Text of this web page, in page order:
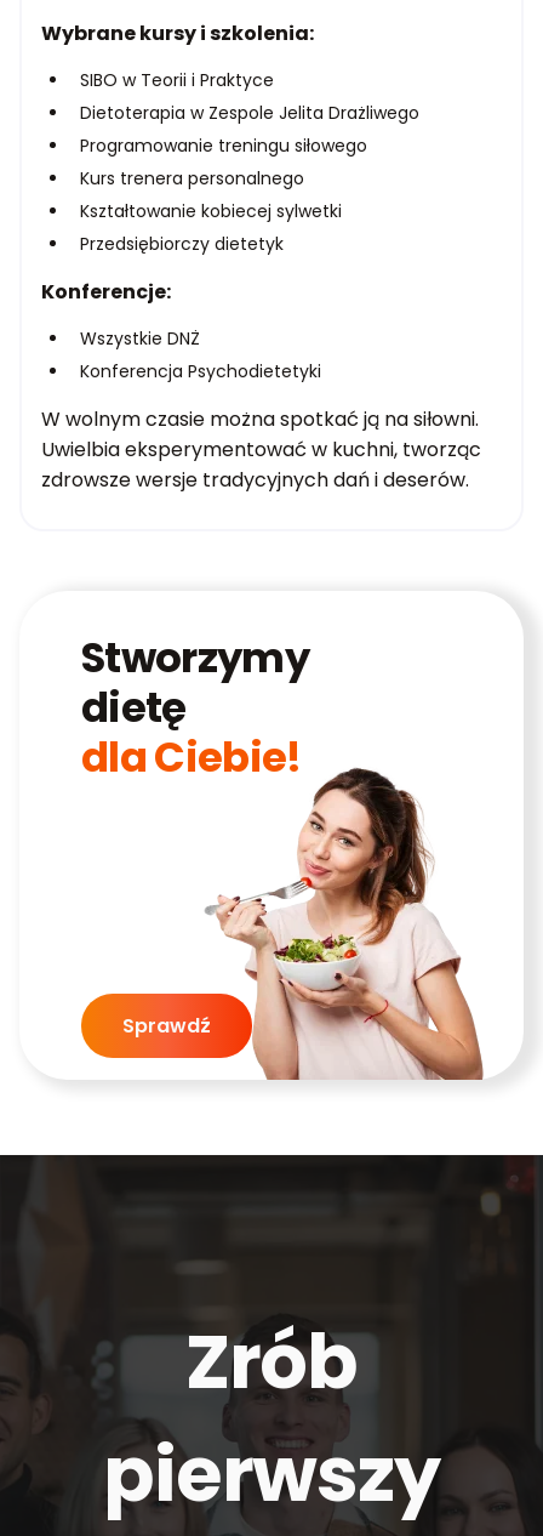
Wybrane kursy i szkolenia:
SIBO w Teorii i Praktyce
Dietoterapia w Zespole Jelita Drażliwego
Programowanie treningu siłowego
Kurs trenera personalnego
Kształtowanie kobiecej sylwetki
Przedsiębiorczy dietetyk
Konferencje:
Wszystkie DNŻ
Konferencja Psychodietetyki
W wolnym czasie można spotkać ją na siłowni.
Uwielbia eksperymentować w kuchni, tworząc
zdrowsze wersje tradycyjnych dań i deserów.
Stworzymy
dietę
dla Ciebie!
Sprawdź
Zrób
pierwszy